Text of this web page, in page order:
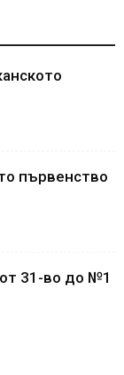
първенство
31-во до №1